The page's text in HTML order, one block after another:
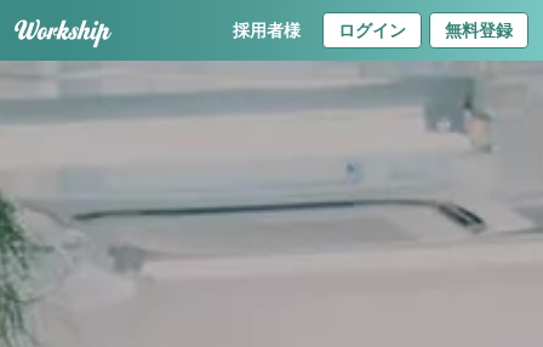
採用者様 ログイン 無料登録